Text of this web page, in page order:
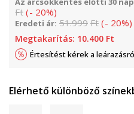
Ft (- 20%)
Eredeti ár: 51.999 Ft (- 20%)
Megtakarítás: 10.400 Ft
Értesítést kérek a
Elérhető különböző